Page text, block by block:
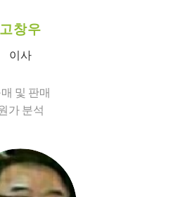
고창우
이사
및 판매
가 분석